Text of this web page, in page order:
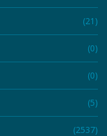
(21)
(0)
(0)
(5)
(2537)